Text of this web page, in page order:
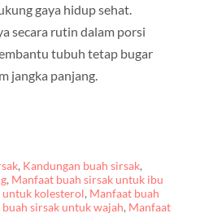
gaya hidup sehat.
secara rutin dalam porsi
tubuh tetap bugar
jangka panjang.
, Kandungan buah sirsak,
, Manfaat buah sirsak untuk ibu
untuk kolesterol, Manfaat buah
sirsak untuk wajah, Manfaat